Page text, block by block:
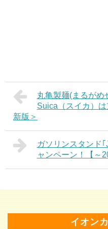
丸亀製麺(まるがめ
Suica（スイカ）
新版＞
ガソリンスタンド
ャンペーン！【～
イオン